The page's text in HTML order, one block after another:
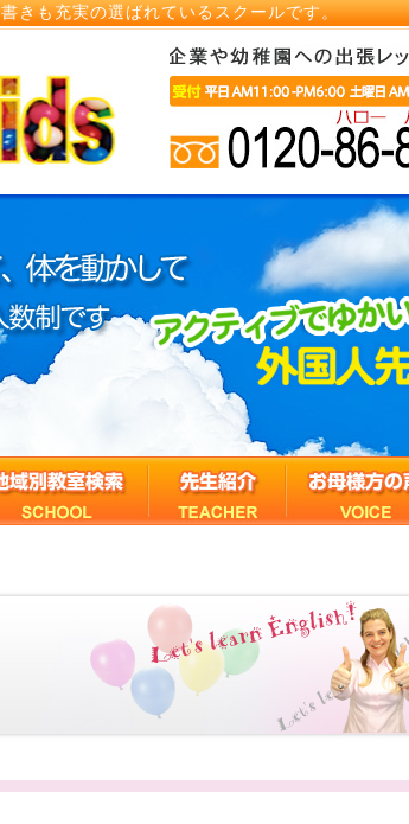
きも充実の選ばれているスクールです。